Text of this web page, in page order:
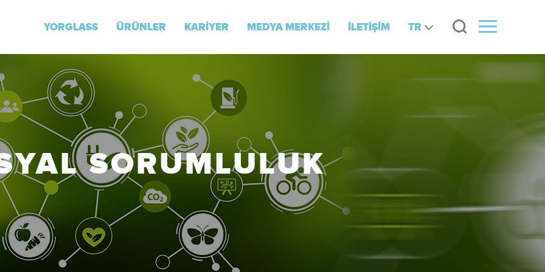
YORGLASS ÜRÜNLER KARİYER MEDYA MERKEZİ İLETİŞİM TR
SORUMLULUK